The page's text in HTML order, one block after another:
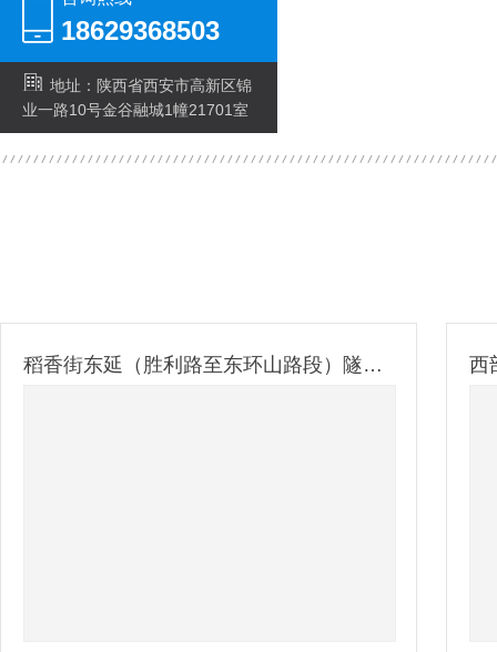
18629368503
地址：陕西省西安市高新区锦
业一路10号金谷融城1幢21701室
稻香街东延（胜利路至东环山路段）隧道防火涂装建设工程 西